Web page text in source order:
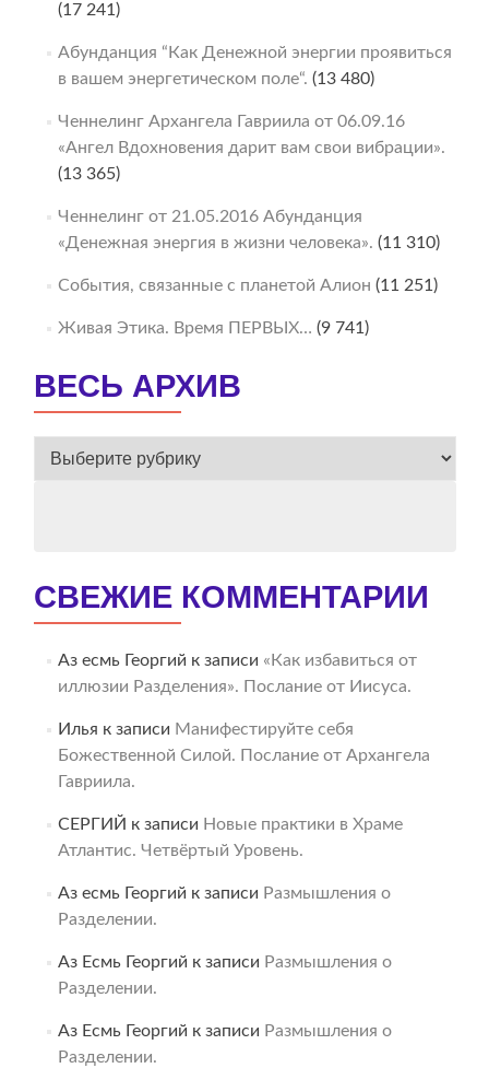
(17 241)
Абунданция “Как Денежной энергии проявиться
в вашем энергетическом поле“. (13 480)
Ченнелинг Архангела Гавриила от 06.09.16
«Ангел Вдохновения дарит вам свои вибрации».
(13 365)
Ченнелинг от 21.05.2016 Абунданция
«Денежная энергия в жизни человека». (11 310)
События, связанные с планетой Алион (11 251)
Живая Этика. Время ПЕРВЫХ… (9 741)
ВЕСЬ АРХИВ
ВЕСЬ
СВЕЖИЕ КОММЕНТАРИИ
Аз есмь Георгий к записи «Как избавиться от
иллюзии Разделения». Послание от Иисуса.
Илья к записи Манифестируйте себя
Божественной Силой. Послание от Архангела
Гавриила.
СЕРГИЙ к записи Новые практики в Храме
Атлантис. Четвёртый Уровень.
Аз есмь Георгий к записи Размышления о
Разделении.
Аз Есмь Георгий к записи Размышления о
Разделении.
Аз Есмь Георгий к записи Размышления о
Разделении.